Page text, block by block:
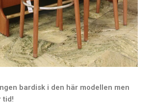
bardisk i den här modellen men
tid!